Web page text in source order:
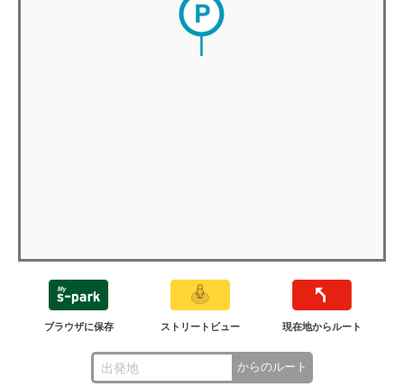
ブラウザに保存 ストリートビュー 現在地からルート
からのルート